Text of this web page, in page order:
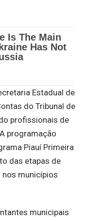
Estadual de
do Tribunal de
profissionais de
programação
Piauí Primeira
das etapas de
nos municípios
municipais